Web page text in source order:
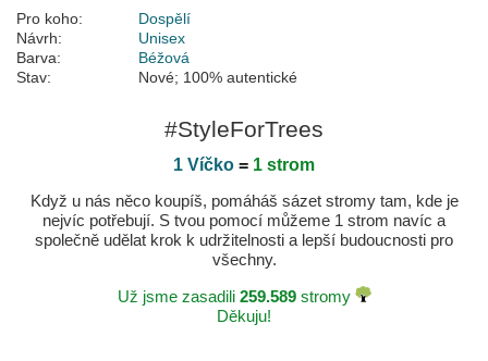
Pro koho:
Dospělí
Návrh:
Unisex
Barva:
Béžová
Stav:
Nové; 100% autentické
#StyleForTrees
1 Víčko = 1 strom
Když u nás něco koupíš, pomáháš sázet stromy tam, kde je
nejvíc potřebují. S tvou pomocí můžeme 1 strom navíc a
společně udělat krok k udržitelnosti a lepší budoucnosti pro
všechny.
Už jsme zasadili 259.589stromy
Děkuju!